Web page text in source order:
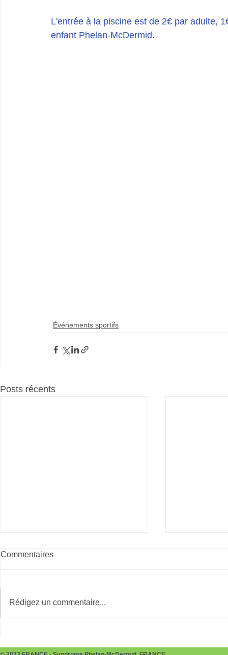
L'entrée à la piscine est de 2€ par adulte,
enfant Phelan-McDermid.
Événements sportifs
Posts récents
Commentaires
Rédigez un commentaire...